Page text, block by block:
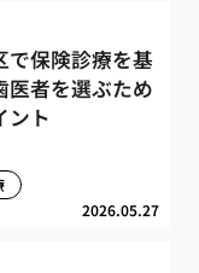
で保険診療を基
医者を選ぶため
ント
2026.05.27